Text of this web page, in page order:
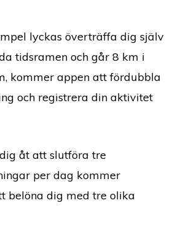
lyckas överträffa dig själv
tidsramen och går 8 km i
kommer appen att fördubbla
och registrera din aktivitet
åt att slutföra tre
per dag kommer
belöna dig med tre olika